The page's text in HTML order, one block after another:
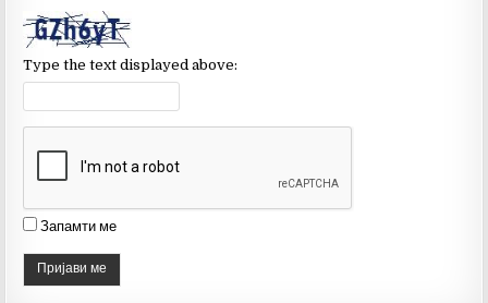
n
n
Type the text displayed above:
Запамти ме